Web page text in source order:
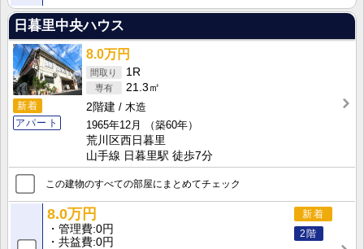
日暮里中央ハウス
新着
アパート
8.0万円
1R
21.3㎡
2階建
木造
1965年12月
（築60年）
荒川区西日暮里
山手線 日暮里駅 徒歩7分
この建物のすべての部屋にまとめてチェック
新着
2階
8.0万円
管理費 0円
共益費 0円